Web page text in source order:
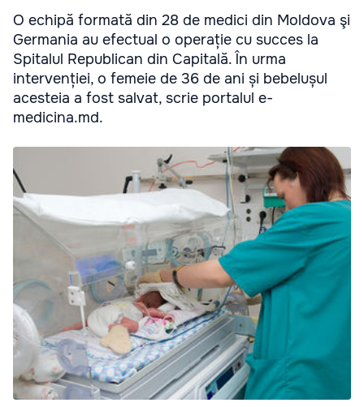
O echipă formată din 28 de medici din Moldova şi
Germania au efectual o operație cu succes la
Spitalul Republican din Capitală. În urma
intervenției, o femeie de 36 de ani și bebelușul
acesteia a fost salvat, scrie portalul e-
medicina.md.